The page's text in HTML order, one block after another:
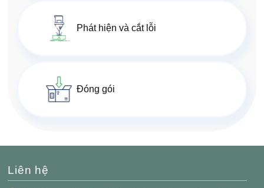
Phát hiện và cắt lỗi
Đóng gói
Liên hệ